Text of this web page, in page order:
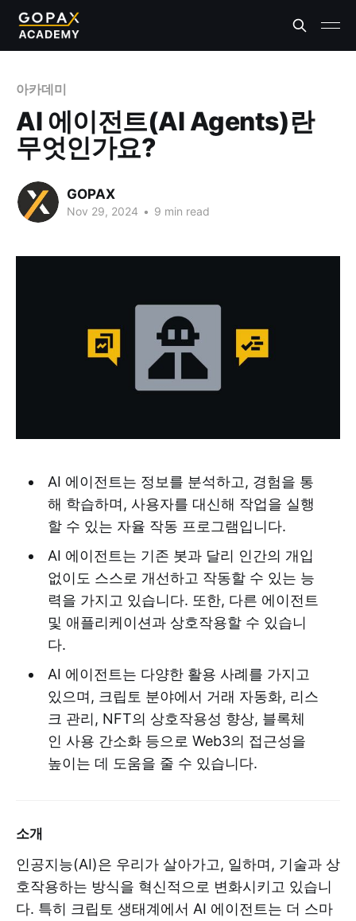
아카데미
AI 에이전트(AI Agents)란
무엇인가요?
GOPAX
Nov 29, 2024 • 9 min read
AI 에이전트는 정보를 분석하고, 경험을 통
해 학습하며, 사용자를 대신해 작업을 실행
할 수 있는 자율 작동 프로그램입니다.
AI 에이전트는 기존 봇과 달리 인간의 개입
없이도 스스로 개선하고 작동할 수 있는 능
력을 가지고 있습니다. 또한, 다른 에이전트
및 애플리케이션과 상호작용할 수 있습니
다.
AI 에이전트는 다양한 활용 사례를 가지고
있으며, 크립토 분야에서 거래 자동화, 리스
크 관리, NFT의 상호작용성 향상, 블록체
인 사용 간소화 등으로 Web3의 접근성을
높이는 데 도움을 줄 수 있습니다.
소개
인공지능(AI)은 우리가 살아가고, 일하며, 기술과 상
호작용하는 방식을 혁신적으로 변화시키고 있습니
다. 특히 크립토 생태계에서 AI 에이전트는 더 스마